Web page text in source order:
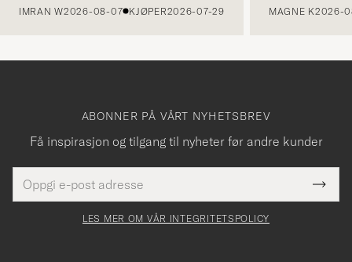
IMRAN W2026-08-07 KJØPER2026-07-29 MAGNE K2026-
ABONNER PÅ VÅRT NYHETSBREV
Få inspirasjon og tilgang til nyheter før andre kunder
postadresse
felt
Tack
för
LES MER OM VÅR INTEGRITETSPOLICY